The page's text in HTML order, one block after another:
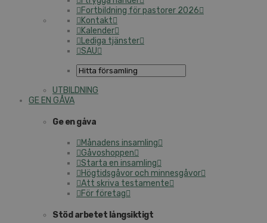
Fortbildning för pastorer 2026
Kontakt
Kalender
Lediga tjänster
SAU
UTBILDNING
GE EN GÅVA
Ge en gåva
Månadens insamling
Gåvoshoppen
Starta en insamling
Högtidsgåvor och minnesgåvor
Att skriva testamente
För företag
Stöd arbetet långsiktigt